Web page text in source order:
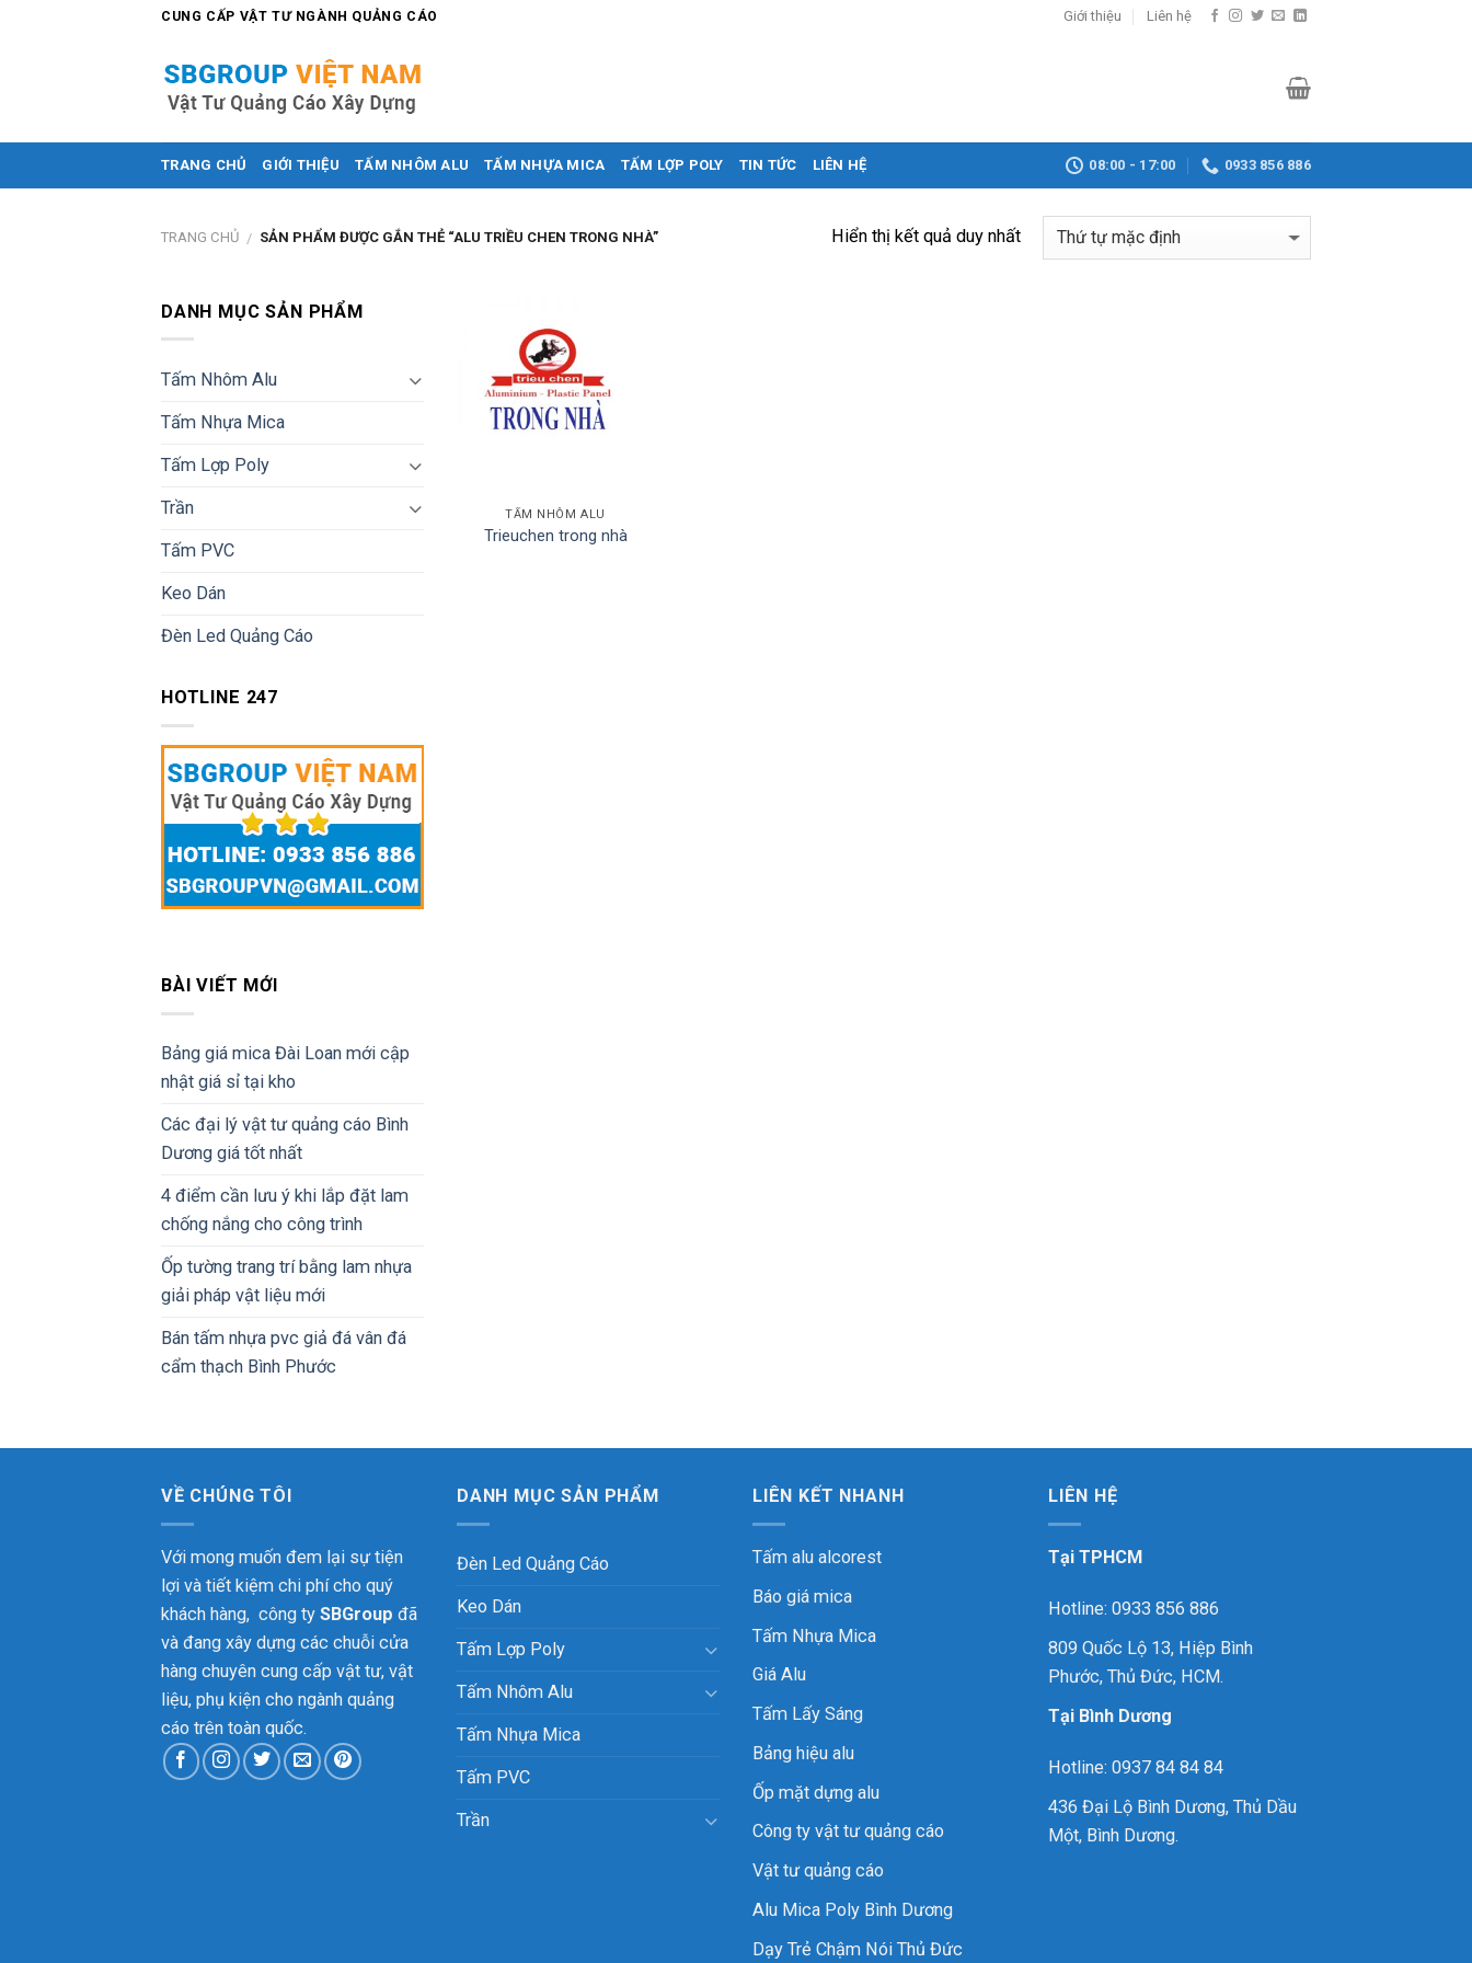
CUNG CẤP VẬT TƯ NGÀNH QUẢNG CÁO Giới thiệu Liên hệ
TRANG CHỦ GIỚI THIỆU TẤM NHÔM ALU TẤM NHỰA MICA TẤM LỢP POLY TIN TỨC LIÊN HỆ 08:00 - 17:00 0933 856 886
TRANG CHỦ / SẢN PHẨM ĐƯỢC GẮN THẺ “ALU TRIỀU CHEN TRONG NHÀ” Hiển thị kết quả duy nhất
DANH MỤC SẢN PHẨM
Tấm Nhôm Alu
Tấm Nhựa Mica
Tấm Lợp Poly
Trần
Tấm PVC
Keo Dán
Đèn Led Quảng Cáo
HOTLINE 247
BÀI VIẾT MỚI
Bảng giá mica Đài Loan mới cập
nhật giá sỉ tại kho
Các đại lý vật tư quảng cáo Bình
Dương giá tốt nhất
4 điểm cần lưu ý khi lắp đặt lam
chống nắng cho công trình
Ốp tường trang trí bằng lam nhựa
giải pháp vật liệu mới
Bán tấm nhựa pvc giả đá vân đá
cẩm thạch Bình Phước
TẤM NHÔM ALU
Trieuchen trong nhà
VỀ CHÚNG TÔI
Với mong muốn đem lại sự tiện
lợi và tiết kiệm chi phí cho quý
khách hàng, công ty SBGroup đã
và đang xây dựng các chuỗi cửa
hàng chuyên cung cấp vật tư, vật
liệu, phụ kiện cho ngành quảng
cáo trên toàn quốc.
DANH MỤC SẢN PHẨM
Đèn Led Quảng Cáo
Keo Dán
Tấm Lợp Poly
Tấm Nhôm Alu
Tấm Nhựa Mica
Tấm PVC
Trần
LIÊN KẾT NHANH
Tấm alu alcorest
Báo giá mica
Tấm Nhựa Mica
Giá Alu
Tấm Lấy Sáng
Bảng hiệu alu
Ốp mặt dựng alu
Công ty vật tư quảng cáo
Vật tư quảng cáo
Alu Mica Poly Bình Dương
Dạy Trẻ Chậm Nói Thủ Đức
LIÊN HỆ
Tại TPHCM
Hotline: 0933 856 886
809 Quốc Lộ 13, Hiệp Bình
Phước, Thủ Đức, HCM.
Tại Bình Dương
Hotline: 0937 84 84 84
436 Đại Lộ Bình Dương, Thủ Dầu
Một, Bình Dương.